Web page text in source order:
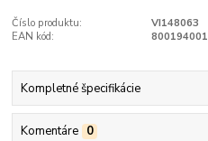
Číslo produktu:
VI148063
EAN kód:
Kompletné špecifikácie
Komentáre 0